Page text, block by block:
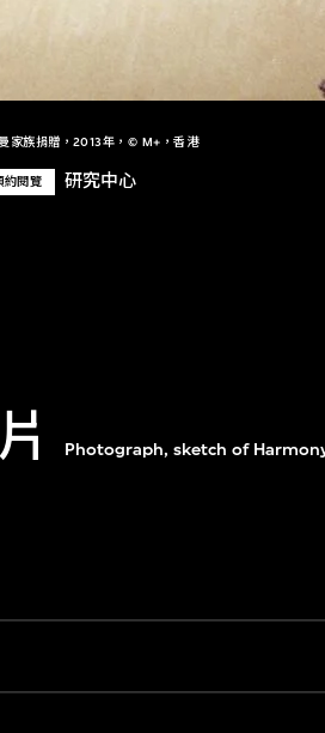
家族捐贈，2013年，© M+，香港
約閱覽 研究中心
Photograph, sketch of